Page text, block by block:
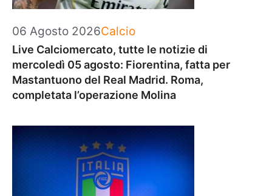
06 Agosto 2026Categorie
Calcio
Live Calciomercato, tutte le notizie di
mercoledì 05 agosto: Fiorentina, fatta per
Mastantuono del Real Madrid. Roma,
completata l’operazione Molina